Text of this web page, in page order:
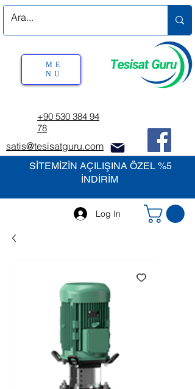
SİTEMİZİN AÇILIŞINA ÖZEL %5
İNDİRİM
+90 530 384 94
78
satis@tesisatguru.com
Log In
ME
NU